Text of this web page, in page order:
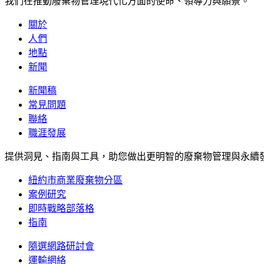
關於
人們
地點
新聞
新聞稿
常見問題
聯絡
職涯發展
提供洞見、指南與工具，助您做出更明智的廢棄物管理與永續
紐約市商業廢棄物分區
案例研究
即時戰略部落格
指南
隨選網路研討會
運輸網絡